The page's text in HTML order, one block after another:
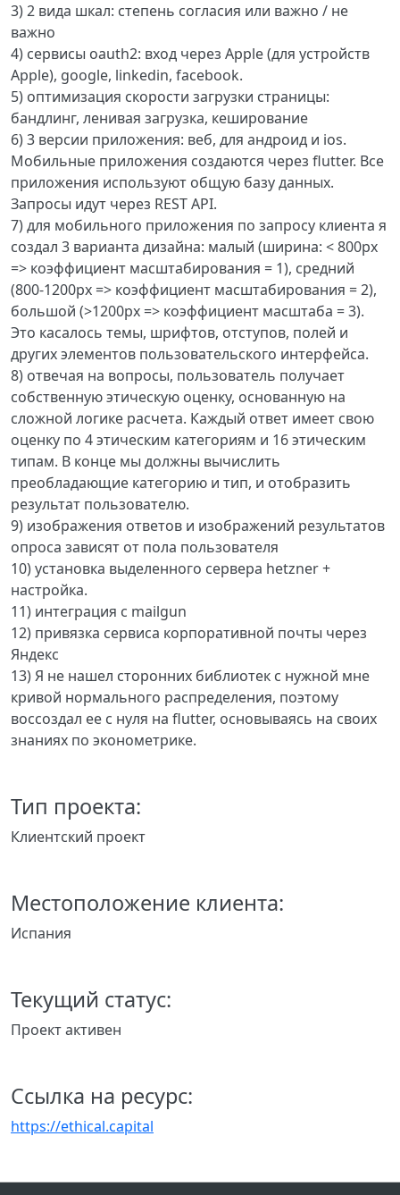
3) 2 вида шкал: степень согласия или важно / не
важно
4) сервисы oauth2: вход через Apple (для устройств
Apple), google, linkedin, facebook.
5) оптимизация скорости загрузки страницы:
бандлинг, ленивая загрузка, кеширование
6) 3 версии приложения: веб, для андроид и ios.
Мобильные приложения создаются через flutter. Все
приложения используют общую базу данных.
Запросы идут через REST API.
7) для мобильного приложения по запросу клиента я
создал 3 варианта дизайна: малый (ширина: < 800px
=> коэффициент масштабирования = 1), средний
(800-1200px => коэффициент масштабирования = 2),
большой (>1200px => коэффициент масштаба = 3).
Это касалось темы, шрифтов, отступов, полей и
других элементов пользовательского интерфейса.
8) отвечая на вопросы, пользователь получает
собственную этическую оценку, основанную на
сложной логике расчета. Каждый ответ имеет свою
оценку по 4 этическим категориям и 16 этическим
типам. В конце мы должны вычислить
преобладающие категорию и тип, и отобразить
результат пользователю.
9) изображения ответов и изображений результатов
опроса зависят от пола пользователя
10) установка выделенного сервера hetzner +
настройка.
11) интеграция с mailgun
12) привязка сервиса корпоративной почты через
Яндекс
13) Я не нашел сторонних библиотек с нужной мне
кривой нормального распределения, поэтому
воссоздал ее с нуля на flutter, основываясь на своих
знаниях по эконометрике.
Тип проекта:
Клиентский проект
Местоположение клиента:
Испания
Текущий статус:
Проект активен
Ссылка на ресурс:
https://ethical.capital